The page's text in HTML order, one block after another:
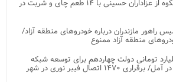
پذیرایی متفاوت و باشکوه از عزاداران حسینی با ۱۴ طعم چای و شربت در
مازندران درباره خودروهای منطقه آزاد/
منطقه آزاد ممنوع
گذاری ۱۸۰ میلیارد تومانی دولت چهاردهم برای توسعه شبکه
تلفن همراه و فیبر نوری در آمل/ برقراری ۱۴۷۰ اتصال فیبر نوری در شهر